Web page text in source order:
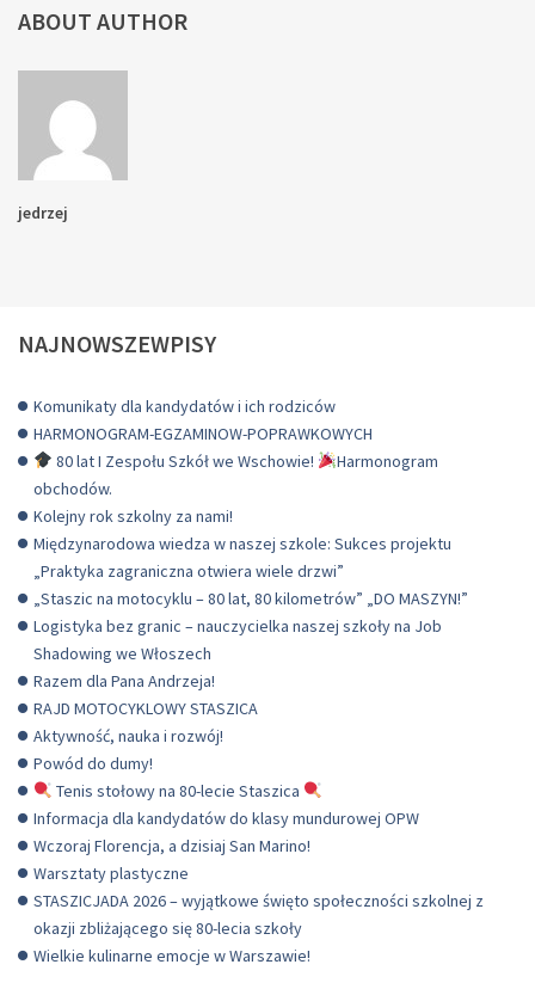
ABOUT AUTHOR
jedrzej
NAJNOWSZEWPISY
Komunikaty dla kandydatów i ich rodziców
HARMONOGRAM-EGZAMINOW-POPRAWKOWYCH
80 lat I Zespołu Szkół we Wschowie!
Harmonogram
obchodów.
Kolejny rok szkolny za nami!
Międzynarodowa wiedza w naszej szkole: Sukces projektu
„Praktyka zagraniczna otwiera wiele drzwi”
„Staszic na motocyklu – 80 lat, 80 kilometrów” „DO MASZYN!”
Logistyka bez granic – nauczycielka naszej szkoły na Job
Shadowing we Włoszech
Razem dla Pana Andrzeja!
RAJD MOTOCYKLOWY STASZICA
Aktywność, nauka i rozwój!
Powód do dumy!
Tenis stołowy na 80-lecie Staszica
Informacja dla kandydatów do klasy mundurowej OPW
Wczoraj Florencja, a dzisiaj San Marino!
Warsztaty plastyczne
STASZICJADA 2026 – wyjątkowe święto społeczności szkolnej z
okazji zbliżającego się 80-lecia szkoły
Wielkie kulinarne emocje w Warszawie!